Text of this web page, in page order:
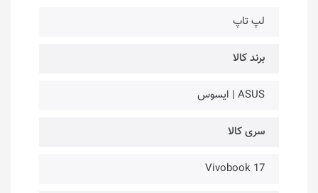
لپ تاپ
برند کالا
ASUS | ایسوس
سری کالا
Vivobook 17